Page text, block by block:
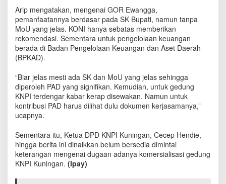
r
s
i
a
l
a
s
i
G
u
n
g
K
N
Arip mengatakan, mengenai GOR Ewangga,
pemanfaatannya berdasar pada SK Bupati, namun tanpa
MoU yang jelas. KONI hanya sebatas memberikan
rekomendasi. Sementara untuk pengelolaan keuangan
berada di Badan Pengelolaan Keuangan dan Aset Daerah
(BPKAD).
“Biar jelas mesti ada SK dan MoU yang jelas sehingga
diperoleh PAD yang signifikan. Kemudian, untuk gedung
KNPI terdengar kabar kerap disewakan. Namun untuk
kontribusi PAD harus dilihat dulu dokumen kerjasamanya,”
ucapnya.
Sementara itu, Ketua DPD KNPI Kuningan, Cecep Hendie,
hingga berita ini dinaikkan belum bersedia dimintai
keterangan mengenai dugaan adanya komersialisasi gedung
KNPI Kuningan. (Ipay)